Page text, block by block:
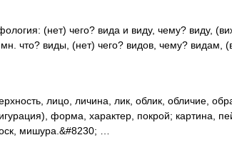
(нет) чего? вида и виду, чему? виду,
что? виды, (нет) чего? видов, чему? видам,
лицо, личина, лик, облик, обличие,
форма, характер, покрой; картина,
мишура.&#8230; …